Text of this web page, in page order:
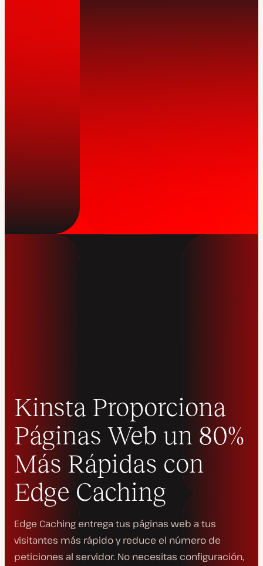
Kinsta Proporciona
Páginas Web un 80%
Más Rápidas con
Edge Caching
Edge Caching entrega tus páginas web a tus
visitantes más rápido y reduce el número de
peticiones al servidor. No necesitas configuración,